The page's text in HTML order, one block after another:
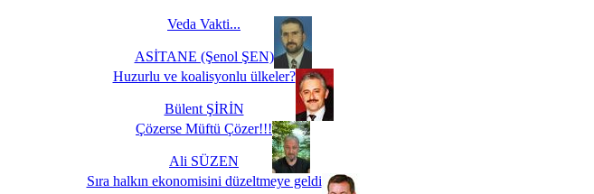
Veda Vakti...
ASİTANE (Şenol ŞEN)
Huzurlu ve koalisyonlu ülkeler?
Bülent ŞİRİN
Çözerse Müftü Çözer!!!
Ali SÜZEN
Sıra halkın ekonomisini düzeltmeye geldi